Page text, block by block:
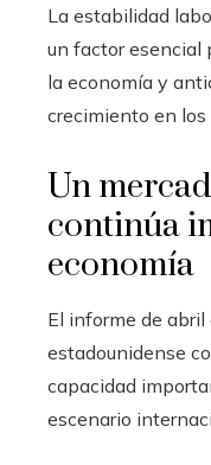
La estabilidad
un factor esencial
la economía y
crecimiento en
Un
continúa
economía
El informe de
estadounidense
capacidad
escenario